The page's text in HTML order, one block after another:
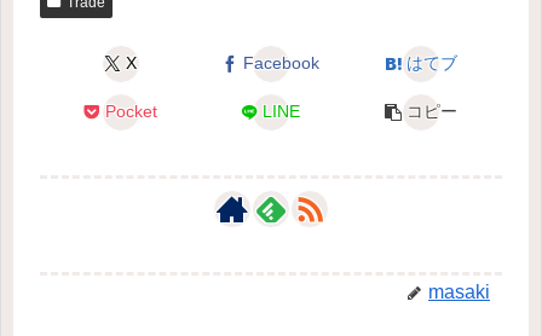
X Facebook はてブ
Pocket LINE コピー
masaki